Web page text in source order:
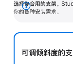
选择你合用的支架。
你的各种安装需求。
展
可调倾斜度的